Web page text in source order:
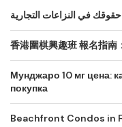
في النزاعات التجارية
香港圍棋興趣班 報名指
Мунджаро 10 мг цена:
покупка
Beachfront Condos in